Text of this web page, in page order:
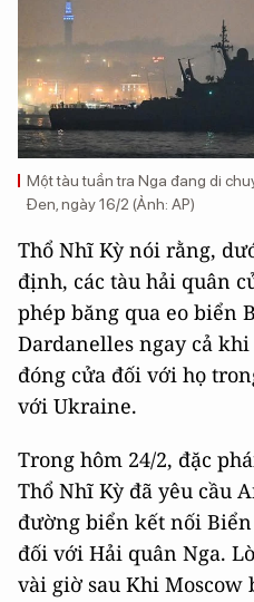
Một tàu tuần tra Nga đang di
Đen, ngày 16/2 (Ảnh: AP)
Thổ Nhĩ Kỳ nói rằng,
định, các tàu hải quân
phép băng qua eo biển
Dardanelles ngay cả
đóng cửa đối với họ
với Ukraine.
Trong hôm 24/2, đặc
Thổ Nhĩ Kỳ đã yêu cầu
đường biển kết nối
đối với Hải quân Nga.
vài giờ sau Khi Moscow